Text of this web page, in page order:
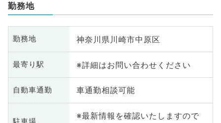
勤務地
勤務地 神奈川県川崎市中原区
最寄り駅 ※詳細はお問い合わせください
自動車通勤 車通勤相談可能
※最新情報を確認いたしますので